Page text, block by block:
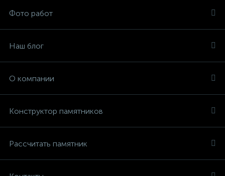
Фото работ
Наш блог
О компании
Конструктор памятников
Рассчитать памятник